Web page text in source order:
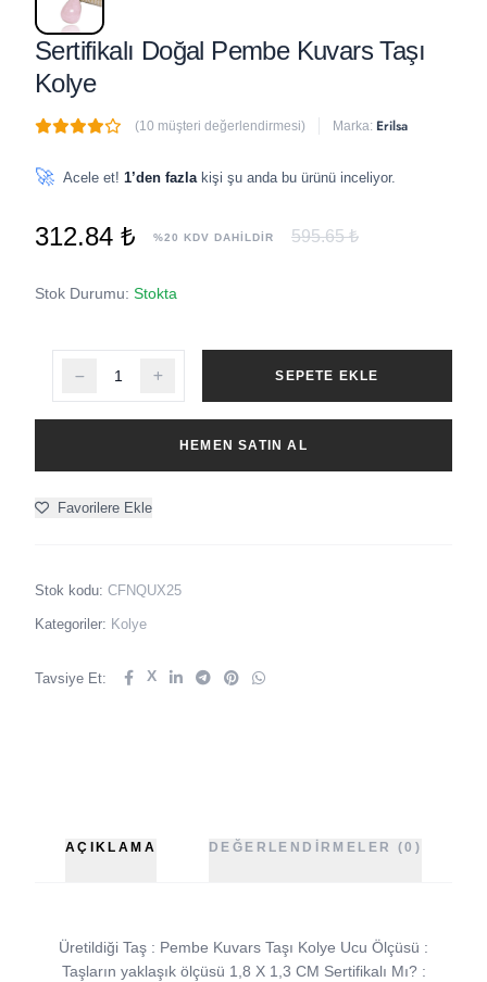
Sertifikalı Doğal Pembe Kuvars Taşı
Kolye
(10 müşteri değerlendirmesi) Marka: Erilsa
🚀 Acele et! 1’den fazla kişi şu anda bu ürünü inceliyor.
312.84 ₺ %20 KDV DAHİLDİR 595.65 ₺
Stok Durumu: Stokta
SEPETE EKLE
HEMEN SATIN AL
Favorilere Ekle
Stok kodu: CFNQUX25
Kategoriler: Kolye
Tavsiye Et: X
AÇIKLAMA DEĞERLENDIRMELER (0)
Üretildiği Taş : Pembe Kuvars Taşı Kolye Ucu Ölçüsü :
Taşların yaklaşık ölçüsü 1,8 X 1,3 CM Sertifikalı Mı? :